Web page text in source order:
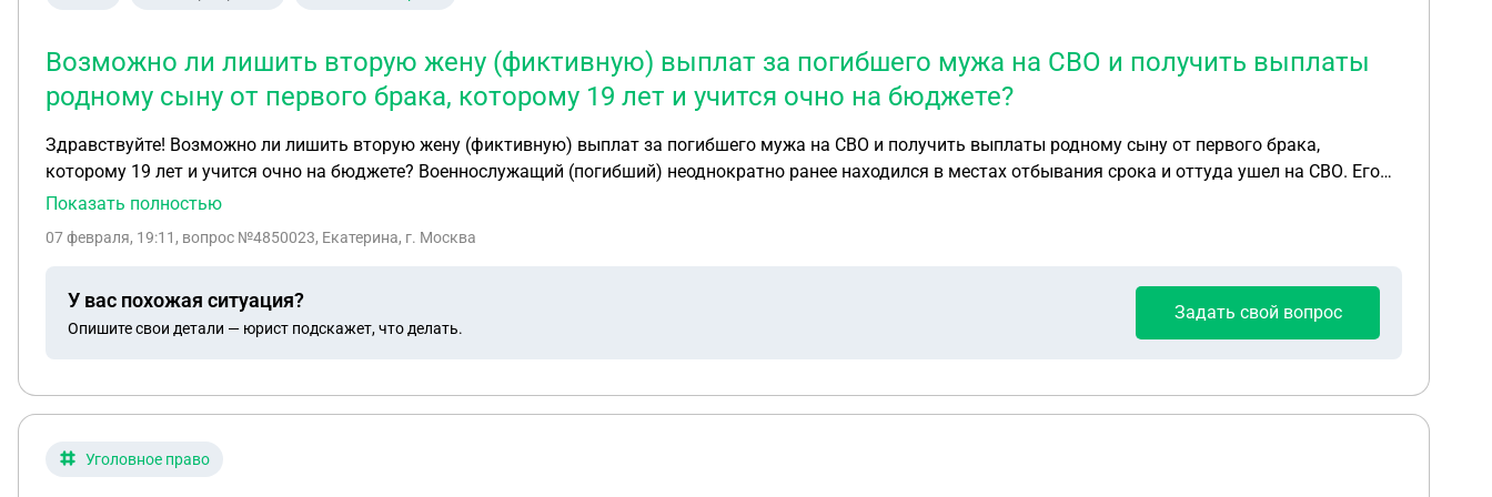
Возможно ли лишить вторую жену (фиктивную) выплат за погибшего мужа на СВО и получить выплаты
родному сыну от первого брака, которому 19 лет и учится очно на бюджете?
Здравствуйте! Возможно ли лишить вторую жену (фиктивную) выплат за погибшего мужа на СВО и получить выплаты родному сыну от первого брака,
которому 19 лет и учится очно на бюджете? Военнослужащий (погибший) неоднократно ранее находился в местах отбывания срока и оттуда ушел на СВО. Его
жена во время отбывания срока мужа вела неподобающий образ жизни, заводила отношения с другими мужчинами, были приводы в полицию, не работает, и
заявлением на положенные выплаты. Погибший не платил алименты и никак не помогал сыну после развода с первой женой. Может ли сын в этом случае
Показать полностью
07 февраля, 19:11 , вопрос №4850023, Екатерина, г. Москва
У вас похожая ситуация?
Опишите свои детали — юрист подскажет, что делать.
Задать свой вопрос
Уголовное право